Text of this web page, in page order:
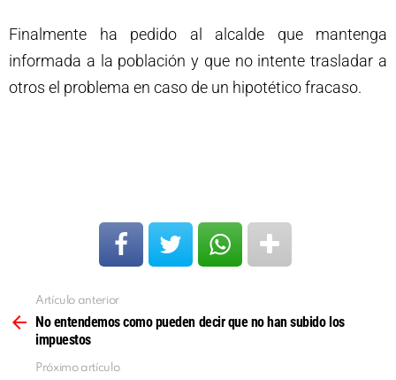
Finalmente ha pedido al alcalde que mantenga
informada a la población y que no intente trasladar a
otros el problema en caso de un hipotético fracaso.
más
Artículo anterior
No entendemos como pueden decir que no han subido los
impuestos
Próximo artículo